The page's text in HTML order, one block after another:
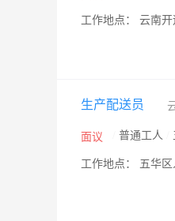
工作地点： 云南开
生产配送员
面议 普通工人
工作地点： 五华